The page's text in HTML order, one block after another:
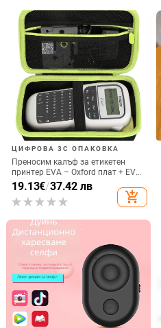
ЦИФРОВА 3C ОПАКОВКА
Преносим калъф за етикетен
принтер EVA – Oxford плат + EVA,
горещо пресовано EVA и шиене,
товароподемност 10 кг
19.13€/37.42 лв
add_shopping_cart